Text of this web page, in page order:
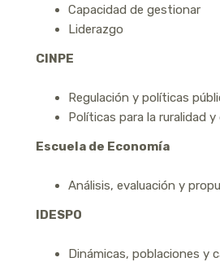
Capacidad de gestionar
Liderazgo
CINPE
Regulación y políticas
Políticas para la ruralidad y
Escuela de Economía
Análisis, evaluación y
IDESPO
Dinámicas, poblaciones y